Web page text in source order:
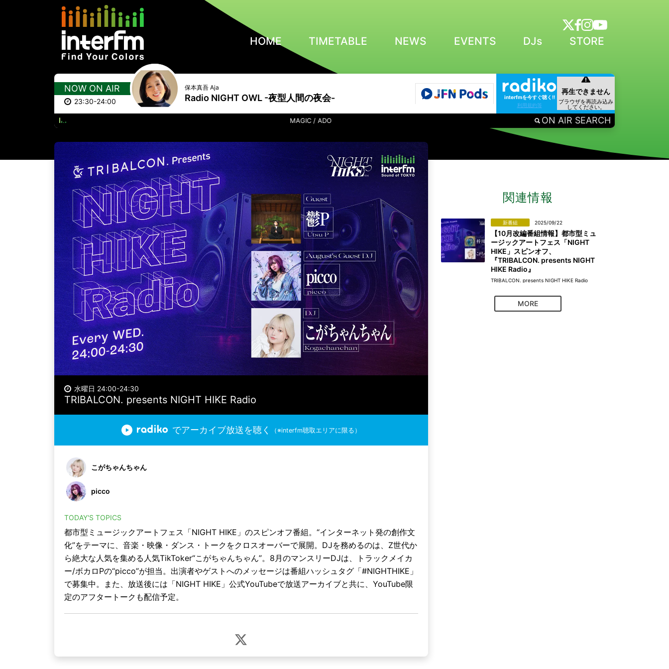
HOME TIMETABLE NEWS EVENTS DJs STORE
NOW ON AIR
23:30-24:00
保本真吾 Aja
Radio NIGHT OWL -夜型人間の夜会-
interfmを今すぐ聴く!!
利用規約等
MAGIC / ADO ON AIR SEARCH
水曜日 24:00-24:30
TRIBALCON. presents NIGHT HIKE Radio
でアーカイブ放送を聴く （※interfm聴取エリアに限る）
こがちゃんちゃん
picco
TODAY'S TOPICS
都市型ミュージックアートフェス「NIGHT HIKE」のスピンオフ番組。“インターネット発の創作文
化”をテーマに、音楽・映像・ダンス・トークをクロスオーバーで展開。DJを務めるのは、Z世代か
ら絶大な人気を集める人気TikToker“こがちゃんちゃん”。8月のマンスリーDJは、トラックメイカ
ー/ボカロPの“picco”が担当。出演者やゲストへのメッセージは番組ハッシュタグ「#NIGHTHIKE」
で募集中。また、放送後には「NIGHT HIKE」公式YouTubeで放送アーカイブと共に、YouTube限
定のアフタートークも配信予定。
関連情報
新番組 2025/09/22
【10月改編番組情報】都市型ミュ
ージックアートフェス「NIGHT
HIKE」スピンオフ、
『TRIBALCON. presents NIGHT
HIKE Radio』
TRIBALCON. presents NIGHT HIKE Radio
MORE